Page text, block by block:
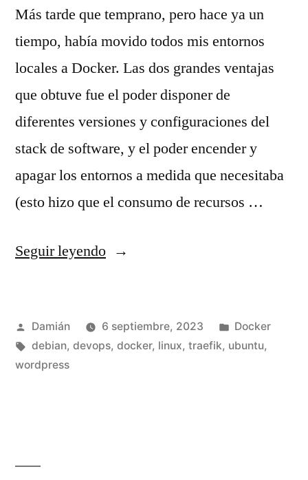
Más tarde que temprano, pero hace ya un
tiempo, había movido todos mis entornos
locales a Docker. Las dos grandes ventajas
que obtuve fue el poder disponer de
diferentes versiones y configuraciones del
stack de software, y el poder encender y
apagar los entornos a medida que necesitaba
(esto hizo que el consumo de recursos …
Seguir leyendo«De
a
containers
Publicado
por
Damián 6 septiembre, 2023
Publicado
en
Docker
Etiquetas:
debian, devops, docker, linux, traefik, ubuntu,
wordpress